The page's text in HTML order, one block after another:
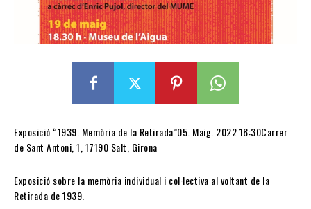
Exposició “1939. Memòria de la Retirada”05. Maig. 2022 18:30Carrer
de Sant Antoni, 1, 17190 Salt, Girona
Exposició sobre la memòria individual i col·lectiva al voltant de la
Retirada de 1939.